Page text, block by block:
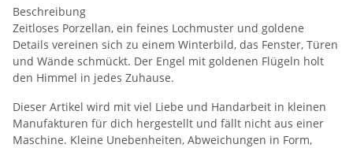
Beschreibung
Zeitloses Porzellan, ein feines Lochmuster und goldene
Details vereinen sich zu einem Winterbild, das Fenster, Türen
und Wände schmückt. Der Engel mit goldenen Flügeln holt
den Himmel in jedes Zuhause.
Dieser Artikel wird mit viel Liebe und Handarbeit in kleinen
Manufakturen für dich hergestellt und fällt nicht aus einer
Maschine. Kleine Unebenheiten, Abweichungen in Form,